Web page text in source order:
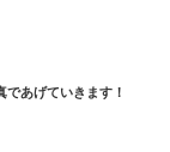
あげていきます！